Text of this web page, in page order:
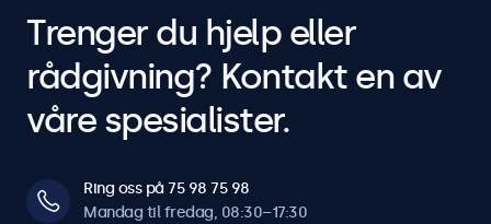
Trenger du hjelp eller
rådgivning? Kontakt en av
våre spesialister.
Ring oss på 75 98 75 98
Mandag til fredag, 08:30–17:30